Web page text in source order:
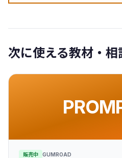
次に使える教材・相
販売中 GUMROAD